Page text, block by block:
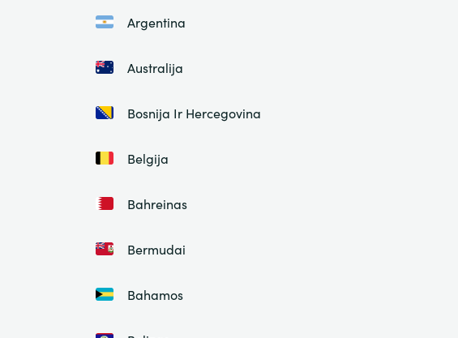
Argentina
Australija
Bosnija Ir Hercegovina
Belgija
Bahreinas
Bermudai
Bahamos